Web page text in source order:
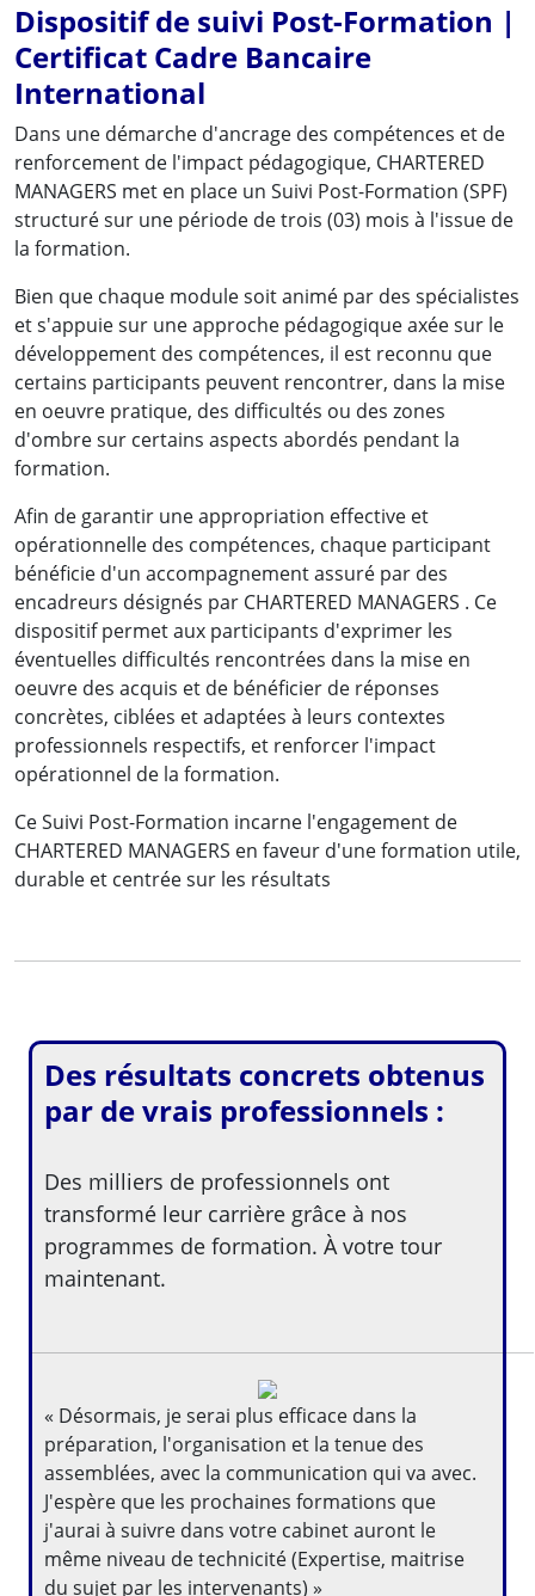
Dispositif de suivi Post-Formation |
Certificat Cadre Bancaire
International
Dans une démarche d'ancrage des compétences et de
renforcement de l'impact pédagogique, CHARTERED
MANAGERS met en place un Suivi Post-Formation (SPF)
structuré sur une période de trois (03) mois à l'issue de
la formation.
Bien que chaque module soit animé par des spécialistes
et s'appuie sur une approche pédagogique axée sur le
développement des compétences, il est reconnu que
certains participants peuvent rencontrer, dans la mise
en oeuvre pratique, des difficultés ou des zones
d'ombre sur certains aspects abordés pendant la
formation.
Afin de garantir une appropriation effective et
opérationnelle des compétences, chaque participant
bénéficie d'un accompagnement assuré par des
encadreurs désignés par CHARTERED MANAGERS . Ce
dispositif permet aux participants d'exprimer les
éventuelles difficultés rencontrées dans la mise en
oeuvre des acquis et de bénéficier de réponses
concrètes, ciblées et adaptées à leurs contextes
professionnels respectifs, et renforcer l'impact
opérationnel de la formation.
Ce Suivi Post-Formation incarne l'engagement de
CHARTERED MANAGERS en faveur d'une formation utile,
durable et centrée sur les résultats
Des résultats concrets obtenus
par de vrais professionnels :
Des milliers de professionnels ont
transformé leur carrière grâce à nos
programmes de formation. À votre tour
maintenant.
« Désormais, je serai plus efficace dans la
préparation, l'organisation et la tenue des
assemblées, avec la communication qui va avec.
J'espère que les prochaines formations que
j'aurai à suivre dans votre cabinet auront le
même niveau de technicité (Expertise, maitrise
du sujet par les intervenants) »